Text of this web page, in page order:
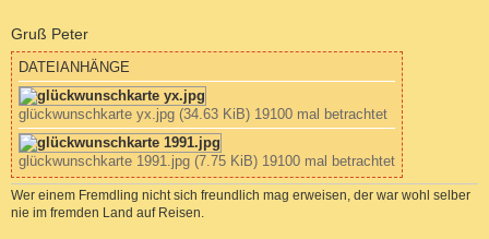
Gruß Peter
DATEIANHÄNGE
glückwunschkarte yx.jpg (34.63 KiB) 19100 mal betrachtet
glückwunschkarte 1991.jpg (7.75 KiB) 19100 mal betrachtet
Wer einem Fremdling nicht sich freundlich mag erweisen, der war wohl selber
nie im fremden Land auf Reisen.